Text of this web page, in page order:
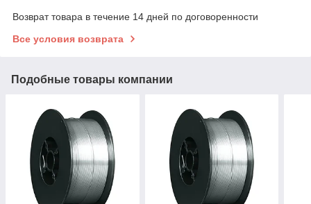
Возврат товара в течение 14 дней по договоренности
Все условия возврата
Подобные товары компании